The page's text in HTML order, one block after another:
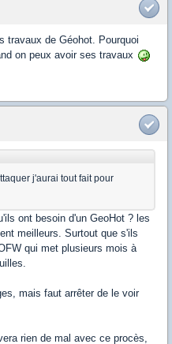
travaux de Géohot. Pourquoi
on peux avoir ses travaux
j'aurai tout fait pour
ont besoin d'un GeoHot ? les
meilleurs. Surtout que s'ils
qui met plusieurs mois à
mais faut arrêter de le voir
rien de mal avec ce procès,